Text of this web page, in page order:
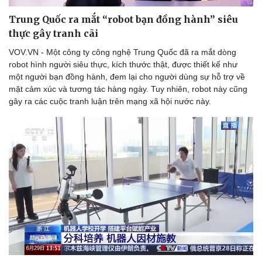
Trung Quốc ra mắt “robot bạn đồng hành” siêu
thực gây tranh cãi
VOV.VN - Một công ty công nghệ Trung Quốc đã ra mắt dòng
robot hình người siêu thực, kích thước thật, được thiết kế như
một người bạn đồng hành, đem lại cho người dùng sự hỗ trợ về
mặt cảm xúc và tương tác hàng ngày. Tuy nhiên, robot này cũng
gây ra các cuộc tranh luận trên mạng xã hội nước này.